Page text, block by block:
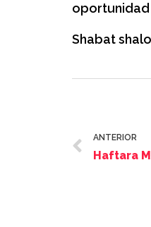
oportunidad
Shabat
ANTERIOR
Haftara